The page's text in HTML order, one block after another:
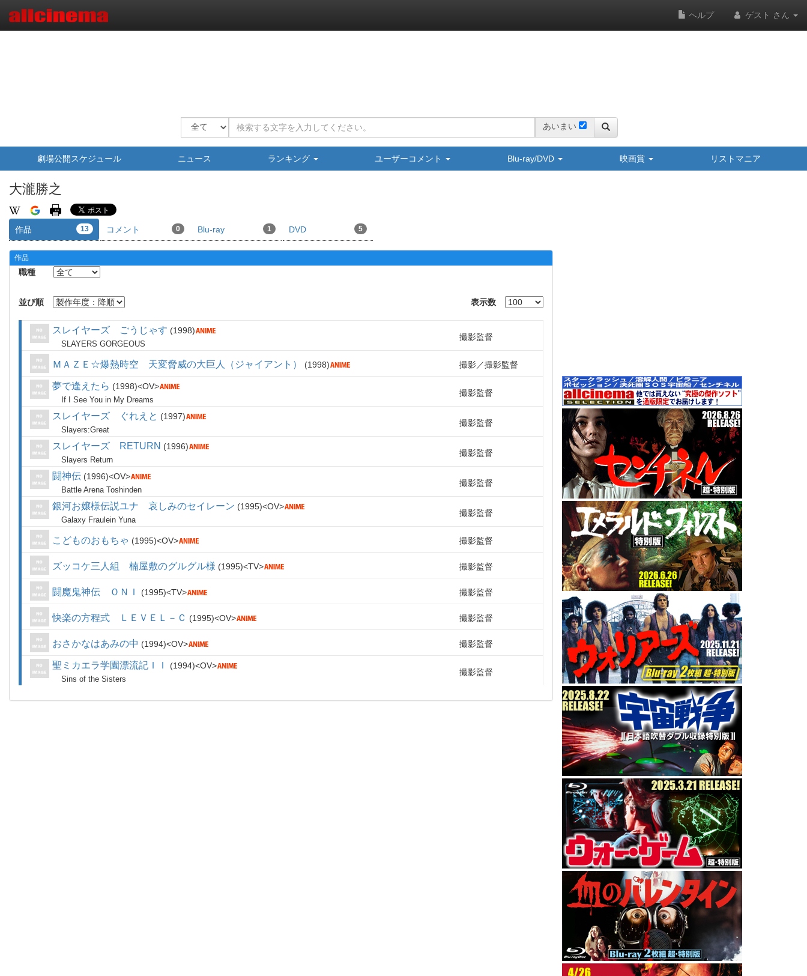
ヘルプ ゲスト さん
あいまい
劇場公開スケジュール ニュース ランキング ユーザーコメント Blu-ray/DVD 映画賞 リストマニア
大瀧勝之
作品 13 コメント 0 Blu-ray 1 DVD 5
作品
職種
並び順 表示数
スレイヤーズ ごうじゃす 1998
SLAYERS GORGEOUS
撮影監督
ＭＡＺＥ☆爆熱時空 天変脅威の大巨人（ジャイアント） 1998 撮影 撮影監督
夢で逢えたら 1998 OV
If I See You in My Dreams
撮影監督
スレイヤーズ ぐれえと 1997
Slayers:Great
撮影監督
スレイヤーズ RETURN 1996
Slayers Return
撮影監督
闘神伝 1996 OV
Battle Arena Toshinden
撮影監督
銀河お嬢様伝説ユナ 哀しみのセイレーン 1995 OV
Galaxy Fraulein Yuna
撮影監督
こどものおもちゃ 1995 OV 撮影監督
ズッコケ三人組 楠屋敷のグルグル様 1995 TV 撮影監督
闘魔鬼神伝 ＯＮＩ 1995 TV 撮影監督
快楽の方程式 ＬＥＶＥＬ－Ｃ 1995 OV 撮影監督
おさかなはあみの中 1994 OV 撮影監督
聖ミカエラ学園漂流記ＩＩ 1994 OV
Sins of the Sisters
撮影監督